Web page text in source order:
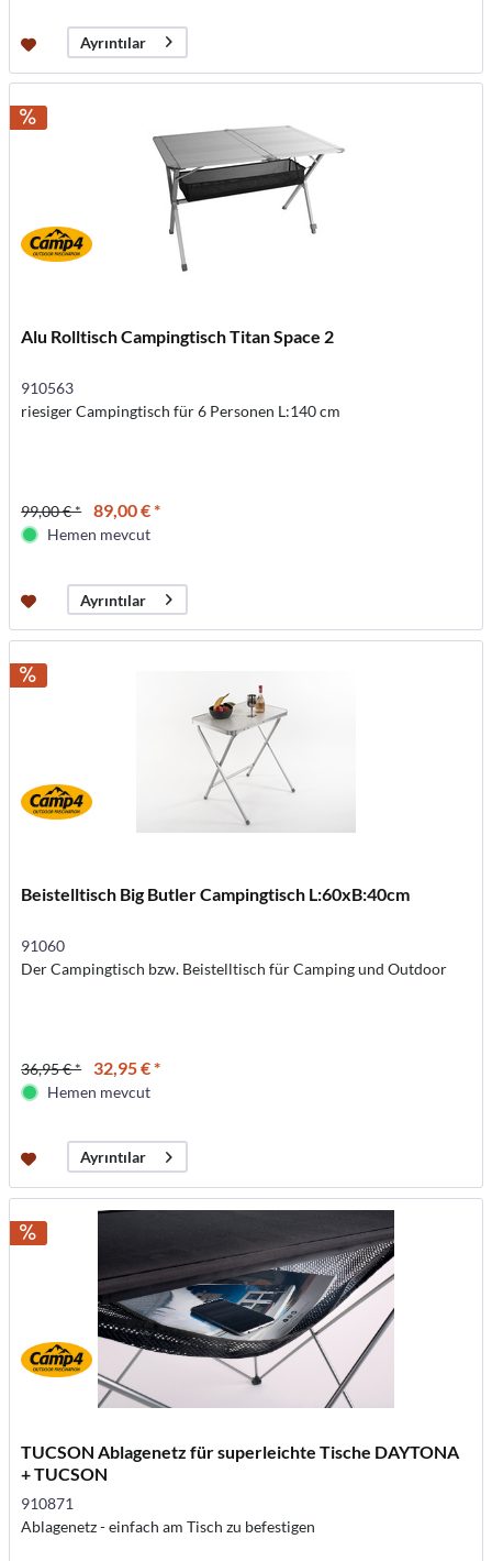
Ayrıntılar
Alu Rolltisch Campingtisch Titan Space 2
910563
riesiger Campingtisch für 6 Personen L:140 cm
99,00 € * 89,00 € *
Hemen mevcut
Ayrıntılar
Beistelltisch Big Butler Campingtisch L:60xB:40cm
91060
Der Campingtisch bzw. Beistelltisch für Camping und Outdoor
36,95 € * 32,95 € *
Hemen mevcut
Ayrıntılar
TUCSON Ablagenetz für superleichte Tische DAYTONA
+ TUCSON
910871
Ablagenetz - einfach am Tisch zu befestigen